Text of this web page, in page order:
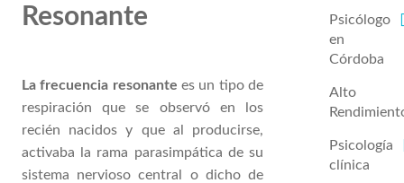
Resonante
La frecuencia resonante es un tipo de
respiración que se observó en los
recién nacidos y que al producirse,
activaba la rama parasimpática de su
sistema nervioso central o dicho de
Psicólogo
en
Córdoba
Alto
Psicología
clínica